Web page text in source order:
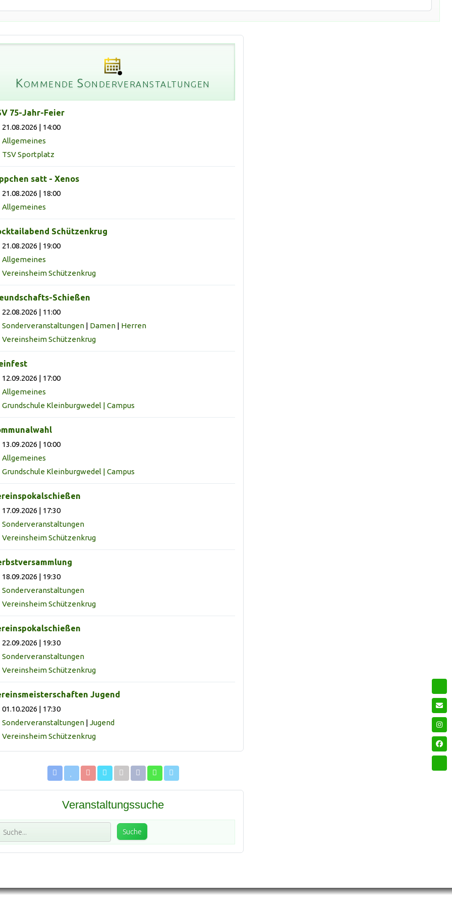
Kommende Sonderveranstaltungen
75-Jahr-Feier
21.08.2026 | 14:00
Allgemeines
TSV Sportplatz
satt - Xenos
21.08.2026 | 18:00
Allgemeines
Schützenkrug
21.08.2026 | 19:00
Allgemeines
Vereinsheim Schützenkrug
Schießen
22.08.2026 | 11:00
Sonderveranstaltungen| Damen| Herren
Vereinsheim Schützenkrug
12.09.2026 | 17:00
Allgemeines
Grundschule Kleinburgwedel | Campus
13.09.2026 | 10:00
Allgemeines
Grundschule Kleinburgwedel | Campus
17.09.2026 | 17:30
Sonderveranstaltungen
Vereinsheim Schützenkrug
18.09.2026 | 19:30
Sonderveranstaltungen
Vereinsheim Schützenkrug
22.09.2026 | 19:30
Sonderveranstaltungen
Vereinsheim Schützenkrug
Jugend
01.10.2026 | 17:30
Sonderveranstaltungen| Jugend
Vereinsheim Schützenkrug
Veranstaltungssuche